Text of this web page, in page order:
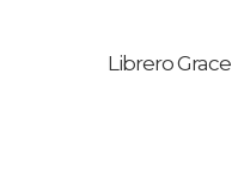
Librero Grace